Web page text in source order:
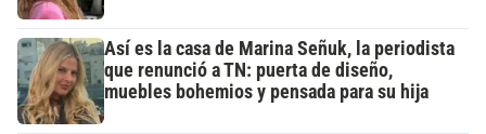
Así es la casa de Marina Señuk, la periodista
que renunció a TN: puerta de diseño,
muebles bohemios y pensada para su hija